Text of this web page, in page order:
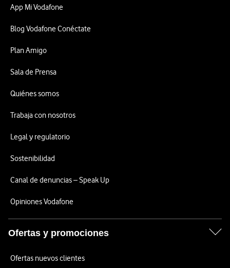
App Mi Vodafone
Blog Vodafone Conéctate
Plan Amigo
Sala de Prensa
Quiénes somos
Trabaja con nosotros
Legal y regulatorio
Sostenibilidad
Canal de denuncias – Speak Up
Opiniones Vodafone
Ofertas y promociones
Ofertas nuevos clientes